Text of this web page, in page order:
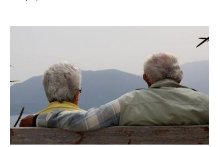
Μπορούσια
Ντόρτμουντ
Ζερμέν
Μαρσέιγ
Μονακό
Ερυθρός
Αστέρας
Τότεναμ